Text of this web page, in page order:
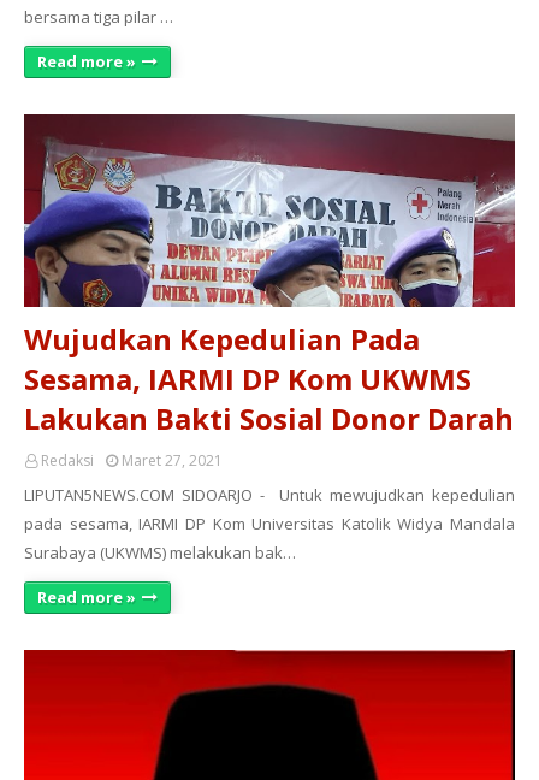
bersama tiga pilar …
Read more »
Wujudkan Kepedulian Pada
Sesama, IARMI DP Kom UKWMS
Lakukan Bakti Sosial Donor Darah
Redaksi Maret 27, 2021
LIPUTAN5NEWS.COM SIDOARJO - Untuk mewujudkan kepedulian
pada sesama, IARMI DP Kom Universitas Katolik Widya Mandala
Surabaya (UKWMS) melakukan bak…
Read more »